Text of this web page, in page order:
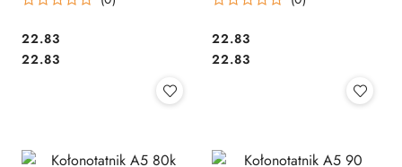
Cena:
22.83
Cena:
22.83
Cena:
22.83
Cena:
22.83